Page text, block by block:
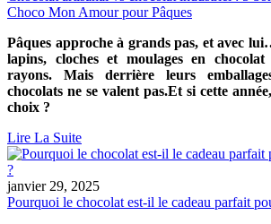
Choco Mon Amour pour Pâques
Pâques approche à grands pas, et avec
lapins, cloches et moulages en
rayons. Mais derrière leurs
chocolats ne se valent pas.Et si cette
choix ?
Lire La Suite
janvier 29, 2025
Pourquoi le chocolat est-il le cadeau parfait